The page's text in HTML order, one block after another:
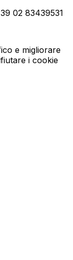
02 83439531
e migliorare
i cookie